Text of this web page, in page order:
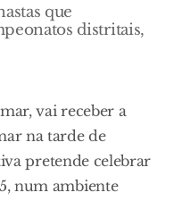
que
distritais,
vai receber a
na tarde de
pretende celebrar
num ambiente